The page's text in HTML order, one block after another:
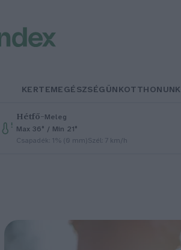
KERTEMEGÉSZSÉGÜNKOTTHONUNK
Hétfő–Meleg
Max 36° / Min 21°
Csapadék: 1% (0 mm)Szél: 7 km/h